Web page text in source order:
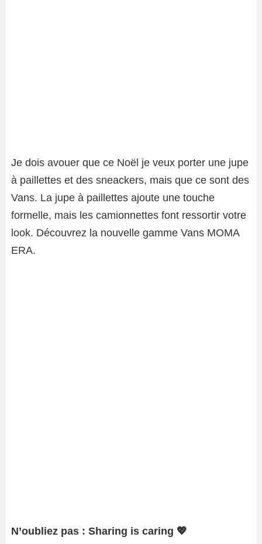
Je dois avouer que ce Noël je veux porter une jupe
à paillettes et des sneackers, mais que ce sont des
Vans. La jupe à paillettes ajoute une touche
formelle, mais les camionnettes font ressortir votre
look. Découvrez la nouvelle gamme Vans MOMA
ERA.
N’oubliez pas : Sharing is caring 💖